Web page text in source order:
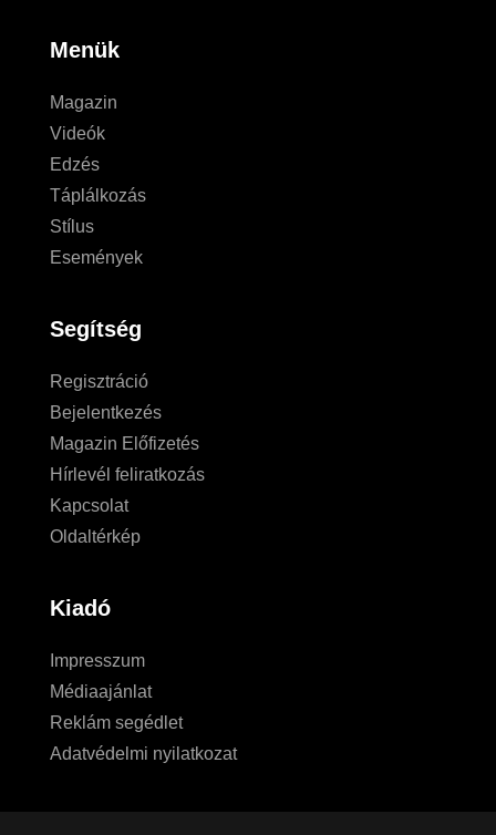
Menük
Magazin
Videók
Edzés
Táplálkozás
Stílus
Események
Segítség
Regisztráció
Bejelentkezés
Magazin Előfizetés
Hírlevél feliratkozás
Kapcsolat
Oldaltérkép
Kiadó
Impresszum
Médiaajánlat
Reklám segédlet
Adatvédelmi nyilatkozat